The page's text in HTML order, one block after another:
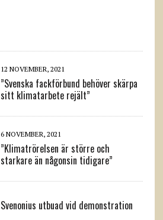
12 NOVEMBER, 2021
”Svenska fackförbund behöver skärpa
sitt klimatarbete rejält”
6 NOVEMBER, 2021
”Klimatrörelsen är större och
starkare än någonsin tidigare”
Svenonius utbuad vid demonstration